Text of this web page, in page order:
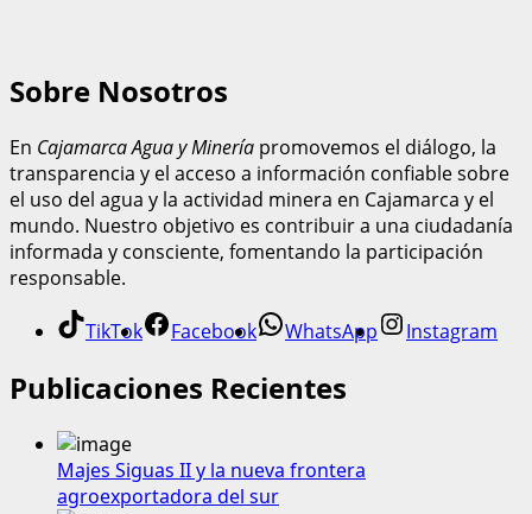
Sobre Nosotros
En Cajamarca Agua y Minería promovemos el diálogo, la
transparencia y el acceso a información confiable sobre
el uso del agua y la actividad minera en Cajamarca y el
mundo. Nuestro objetivo es contribuir a una ciudadanía
informada y consciente, fomentando la participación
responsable.
TikTok Facebook WhatsApp Instagram
Publicaciones Recientes
Majes Siguas II y la nueva frontera
agroexportadora del sur